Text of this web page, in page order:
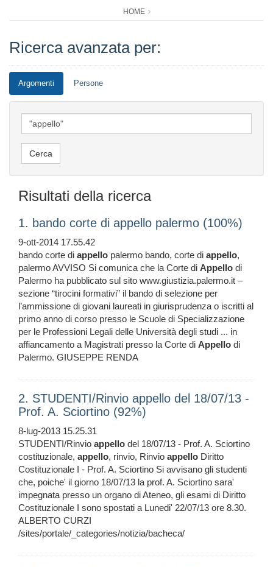
HOME
Ricerca avanzata per:
Argomenti Persone
Risultati della ricerca
1. bando corte di appello palermo (100%)
9-ott-2014 17.55.42
bando corte di appello palermo bando, corte di appello,
palermo AVVISO Si comunica che la Corte di Appello di
Palermo ha pubblicato sul sito www.giustizia.palermo.it –
sezione “tirocini formativi” il bando di selezione per
l’ammissione di giovani laureati in giurisprudenza o iscritti al
primo anno di corso presso le Scuole di Specializzazione
per le Professioni Legali delle Università degli studi ... in
affiancamento a Magistrati presso la Corte di Appello di
Palermo. GIUSEPPE RENDA
2. STUDENTI/Rinvio appello del 18/07/13 -
Prof. A. Sciortino (92%)
8-lug-2013 15.25.31
STUDENTI/Rinvio appello del 18/07/13 - Prof. A. Sciortino
costituzionale, appello, rinvio, Rinvio appello Diritto
Costituzionale I - Prof. A. Sciortino Si avvisano gli studenti
che, poiche' il giorno 18/07/13 la prof. A. Sciortino sara'
impegnata presso un organo di Ateneo, gli esami di Diritto
Costituzionale I sono spostati a Lunedi' 22/07/13 ore 8.30.
ALBERTO CURZI
/sites/portale/_categories/notizia/bacheca/